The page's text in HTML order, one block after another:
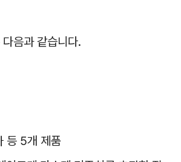
음과 같습니다.
등 5개 제품